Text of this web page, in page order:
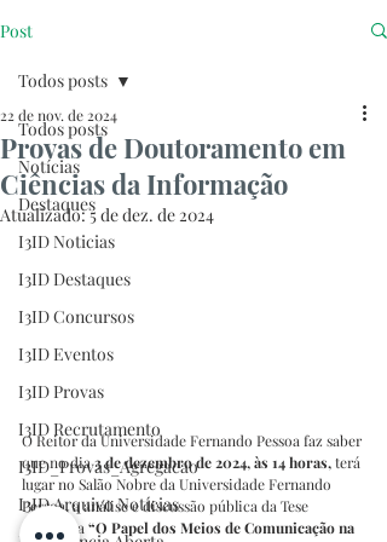
Post
Todos posts
Notícias
Destaques
I3ID Noticias
I3ID Destaques
I3ID Concursos
I3ID Eventos
I3ID Provas
I3ID Recrutamento
I3ID_Provas_Agregacao
I3ID Arquivo Notícias
Todos posts
Provas de Doutoramento em
Ciências da Informação
22 de nov. de 2024
Atualizado:5 de dez. de 2024
O Reitor da Universidade Fernando Pessoa faz saber
que no dia 3 de dezembro de 2024, às 14 horas, terá
lugar no Salão Nobre da Universidade Fernando
Pessoa, a análise e discussão pública da Tese
intitulada “O Papel dos Meios de Comunicação na